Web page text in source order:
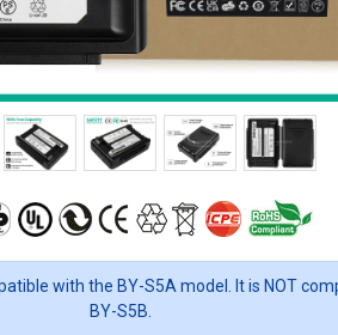
with the BY-S5A model. It is NOT
BY-S5B.